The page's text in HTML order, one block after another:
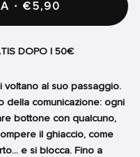
· €5,90
DOPO I 50€
voltano al suo passaggio.
della comunicazione: ogni
bottone con qualcuno,
il ghiaccio, come
e si blocca. Fino a